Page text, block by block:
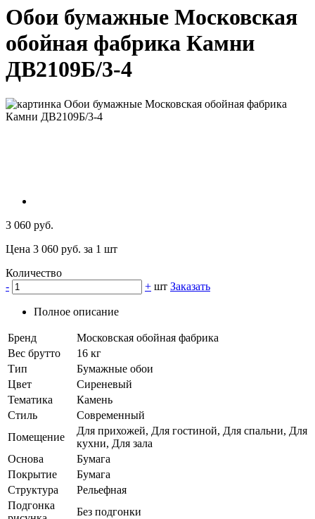
Обои бумажные Московская
обойная фабрика Камни
ДВ2109Б/3-4
3 060 руб.
Цена 3 060 руб. за 1 шт
Количество
-
+ шт Заказать
Полное описание
Бренд
Московская обойная фабрика
Вес брутто
16 кг
Тип
Бумажные обои
Цвет
Сиреневый
Тематика
Камень
Стиль
Современный
Помещение
Для прихожей, Для гостиной, Для спальни, Для
кухни, Для зала
Основа
Бумага
Покрытие
Бумага
Структура
Рельефная
Подгонка
Без подгонки